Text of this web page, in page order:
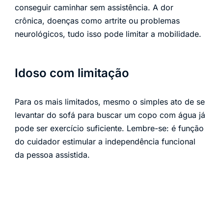
conseguir caminhar sem assistência. A dor
crônica, doenças como artrite ou problemas
neurológicos, tudo isso pode limitar a mobilidade.
Idoso com limitação
Para os mais limitados, mesmo o simples ato de se
levantar do sofá para buscar um copo com água já
pode ser exercício suficiente. Lembre-se: é função
do cuidador estimular a independência funcional
da pessoa assistida.